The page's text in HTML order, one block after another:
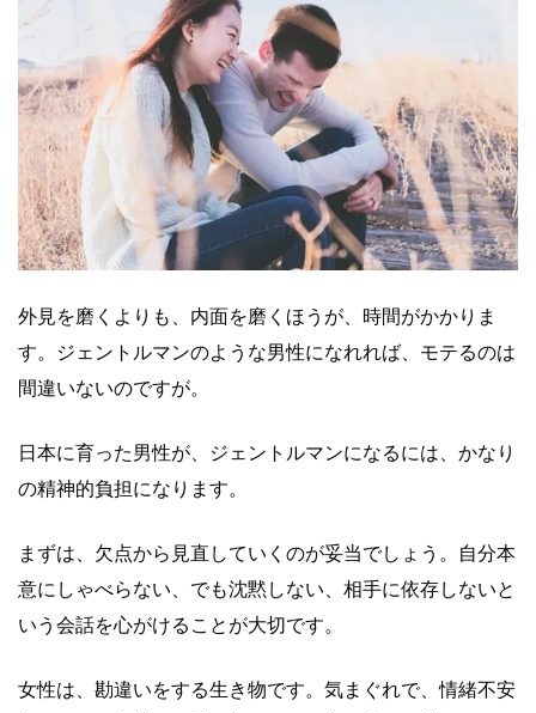
外見を磨くよりも、内面を磨くほうが、時間がかかりま
す。ジェントルマンのような男性になれれば、モテるのは
間違いないのですが。
日本に育った男性が、ジェントルマンになるには、かなり
の精神的負担になります。
まずは、欠点から見直していくのが妥当でしょう。自分本
意にしゃべらない、でも沈黙しない、相手に依存しないと
いう会話を心がけることが大切です。
女性は、勘違いをする生き物です。気まぐれで、情緒不安